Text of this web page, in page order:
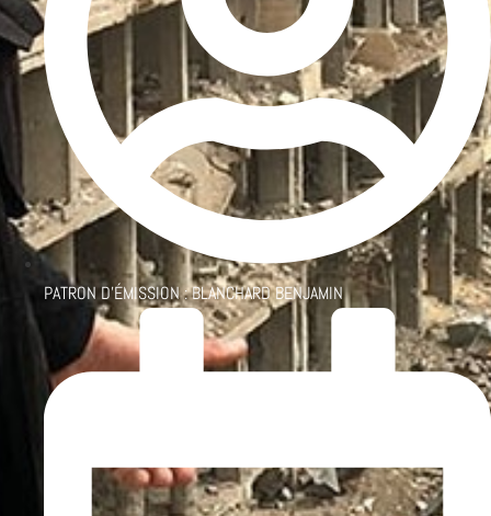
PATRON D'ÉMISSION :BLANCHARD BENJAMIN